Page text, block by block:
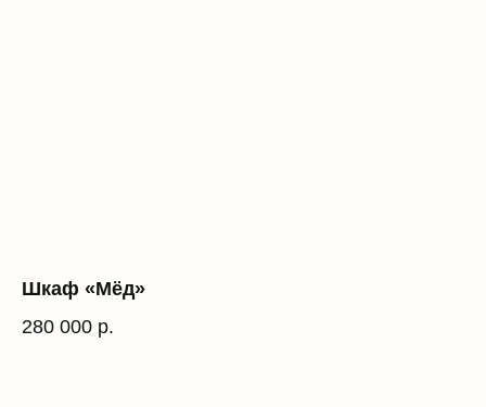
Шкаф «Мёд»
280 000 р.